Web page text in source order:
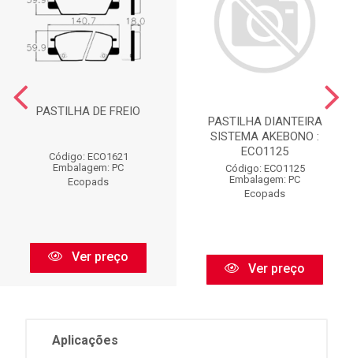
PASTILHA DE FREIO
Código: ECO1621
Embalagem: PC
Ecopads
Ver preço
PASTILHA DIANTEIRA
SISTEMA AKEBONO :
ECO1125
Código: ECO1125
Embalagem: PC
Ecopads
Ver preço
Aplicações